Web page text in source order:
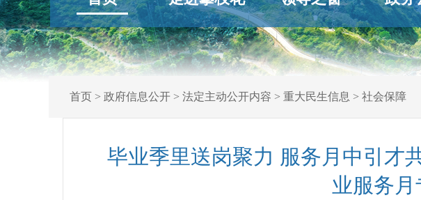
首页> 政府信息公开> 法定主动公开内容 > 重大民生信息 > 社会保障
毕业季里送岗聚力 服务月中引
业服务